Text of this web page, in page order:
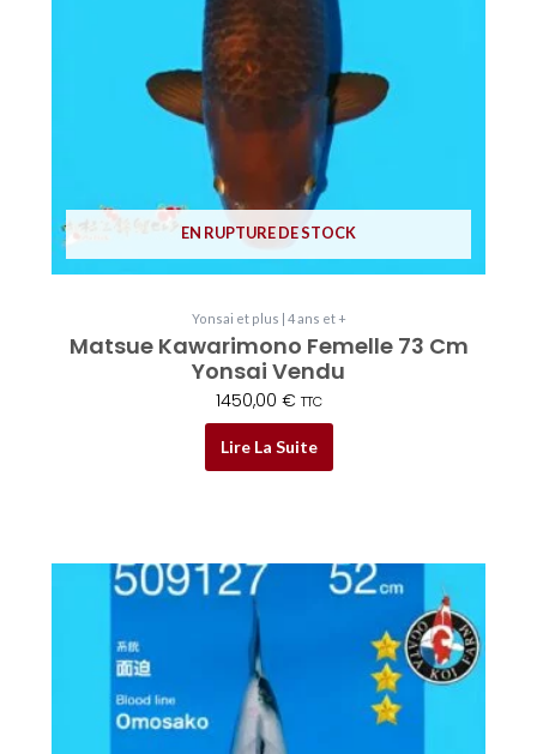
EN RUPTURE DE STOCK
Yonsai et plus | 4 ans et +
Matsue Kawarimono Femelle 73 Cm
Yonsai Vendu
1450,00 € TTC
Lire La Suite